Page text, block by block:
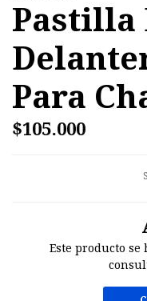
Pastilla
Para
$105.000
Este producto se